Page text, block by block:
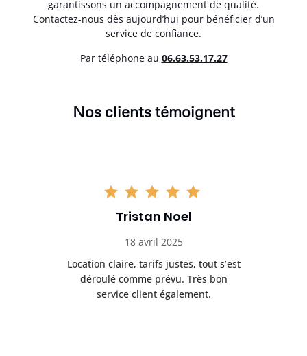
garantissons un accompagnement de qualité.
Contactez-nous dès aujourd’hui pour bénéficier d’un
service de confiance.
Par téléphone au 06.63.53.17.27
Nos clients témoignent
Tristan Noel
18 avril 2025
Location claire, tarifs justes, tout s’est
déroulé comme prévu. Très bon
service client également.